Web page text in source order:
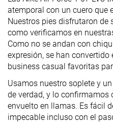
atemporal con un cuero que
Nuestros pies disfrutaron
como verificamos en
Como no se andan con
expresión, se han convertido
business casual favoritas
Usamos nuestro soplete y
de verdad, y lo
envuelto en llamas. Es fácil
impecable incluso con el